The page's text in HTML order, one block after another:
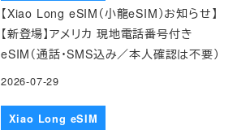
【Xiao Long eSIM（小龍eSIM）お知らせ】
【新登場】アメリカ 現地電話番号付き
eSIM（通話・SMS込み／本人確認は不要）
2026-07-29
Xiao Long eSIM